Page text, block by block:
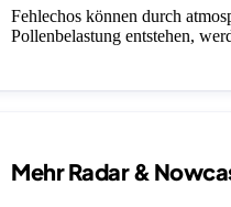
Fehlechos können durch
Pollenbelastung entstehen,
Mehr Radar &